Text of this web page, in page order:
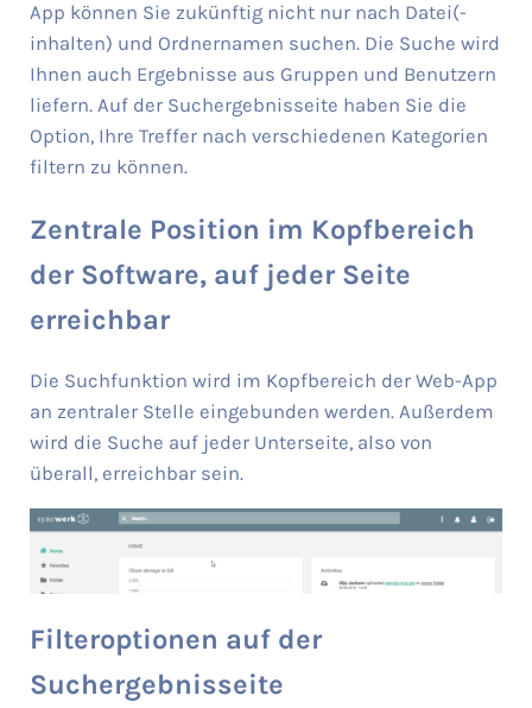
App können Sie zukünftig nicht nur nach Datei(-
inhalten) und Ordnernamen suchen. Die Suche wird
Ihnen auch Ergebnisse aus Gruppen und Benutzern
liefern. Auf der Suchergebnisseite haben Sie die
Option, Ihre Treffer nach verschiedenen Kategorien
filtern zu können.
Zentrale Position im Kopfbereich
der Software, auf jeder Seite
erreichbar
Die Suchfunktion wird im Kopfbereich der Web-App
an zentraler Stelle eingebunden werden. Außerdem
wird die Suche auf jeder Unterseite, also von
überall, erreichbar sein.
Filteroptionen auf der
Suchergebnisseite